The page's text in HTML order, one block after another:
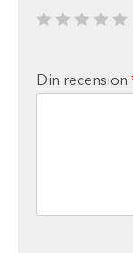
Din recension